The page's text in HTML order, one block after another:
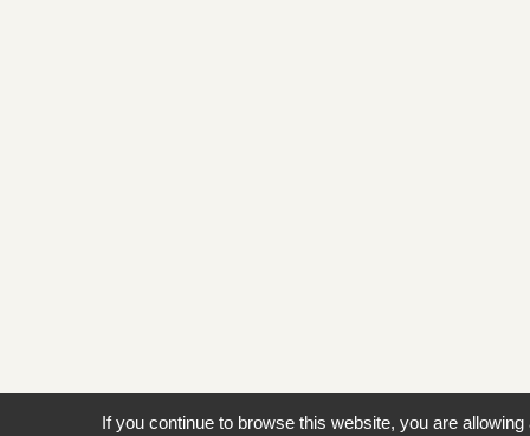
If you continue to browse this website, you are